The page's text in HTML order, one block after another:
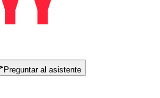
Preguntar al asistente